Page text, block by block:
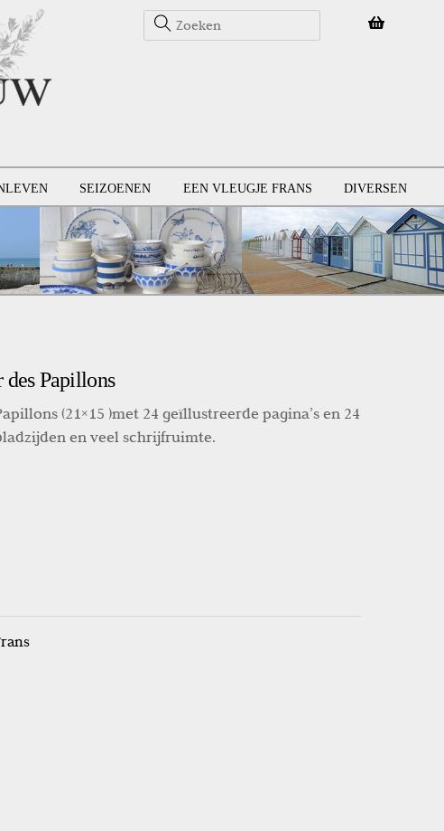
SEIZOENEN EEN VLEUGJE FRANS DIVERSEN
Papillons
(21×15 )met 24 geïllustreerde pagina’s en 24
en veel schrijfruimte.